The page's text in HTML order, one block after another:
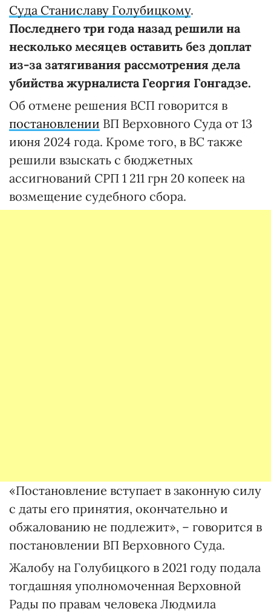
Суда Станиславу Голубицкому.
Последнего три года назад решили на
несколько месяцев оставить без доплат
из-за затягивания рассмотрения дела
убийства журналиста Георгия Гонгадзе.
Об отмене решения ВСП говорится в
постановлении ВП Верховного Суда от 13
июня 2024 года. Кроме того, в ВС также
решили взыскать с бюджетных
ассигнований СРП 1 211 грн 20 копеек на
возмещение судебного сбора.
«Постановление вступает в законную силу
с даты его принятия, окончательно и
обжалованию не подлежит», – говорится в
постановлении ВП Верховного Суда.
Жалобу на Голубицкого в 2021 году подала
тогдашняя уполномоченная Верховной
Рады по правам человека Людмила